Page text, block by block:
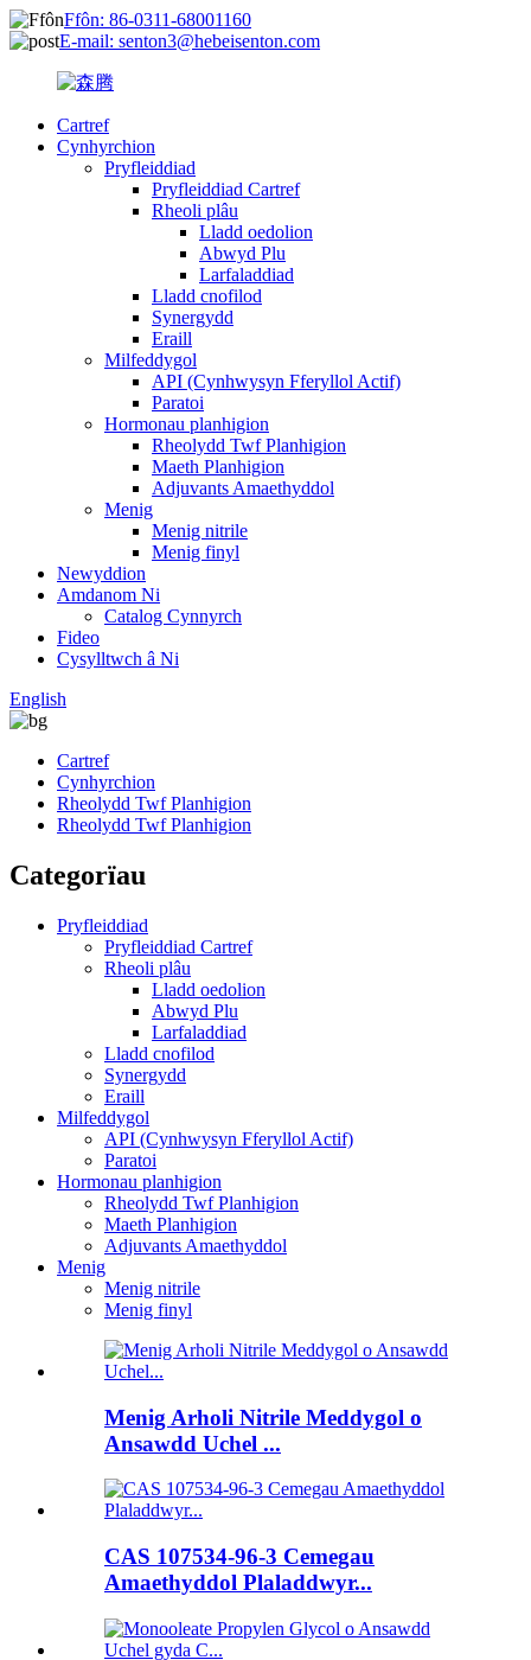
Ffôn: 86-0311-68001160
E-mail: senton3@hebeisenton.com
Cartref
Cynhyrchion
Pryfleiddiad
Pryfleiddiad Cartref
Rheoli plâu
Lladd oedolion
Abwyd Plu
Larfaladdiad
Lladd cnofilod
Synergydd
Eraill
Milfeddygol
API (Cynhwysyn Fferyllol Actif)
Paratoi
Hormonau planhigion
Rheolydd Twf Planhigion
Maeth Planhigion
Adjuvants Amaethyddol
Menig
Menig nitrile
Menig finyl
Newyddion
Amdanom Ni
Catalog Cynnyrch
Fideo
Cysylltwch â Ni
English
Cartref
Cynhyrchion
Rheolydd Twf Planhigion
Rheolydd Twf Planhigion
Categorïau
Pryfleiddiad
Pryfleiddiad Cartref
Rheoli plâu
Lladd oedolion
Abwyd Plu
Larfaladdiad
Lladd cnofilod
Synergydd
Eraill
Milfeddygol
API (Cynhwysyn Fferyllol Actif)
Paratoi
Hormonau planhigion
Rheolydd Twf Planhigion
Maeth Planhigion
Adjuvants Amaethyddol
Menig
Menig nitrile
Menig finyl
Menig Arholi Nitrile Meddygol o
Ansawdd Uchel ...
CAS 107534-96-3 Cemegau
Amaethyddol Plaladdwyr...